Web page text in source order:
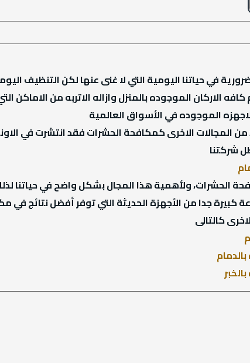
في حياتنا اليومية التي لا غنى عنها لكن
الاركان الموجوده بالمنزل وازاله الاتربه من
الموجوده في الأسواق العالمية
من المجالات الاخرى كمكافحة الحشرات فقد انتشرت في
شركتنا
الحشرات، ولأهمية هذا المجال بشكل واضح في حياتنا
كبيرة جدا من الأجهزة الحديثة التي توفر أفضل نتائج في
كالتالى